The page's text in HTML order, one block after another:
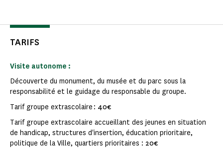
TARIFS
Visite autonome :
Découverte du monument, du musée et du parc sous la
responsabilité et le guidage du responsable du groupe.
Tarif groupe extrascolaire : 40€
Tarif groupe extrascolaire accueillant des jeunes en situation
de handicap, structures d'insertion, éducation prioritaire,
politique de la Ville, quartiers prioritaires : 20€